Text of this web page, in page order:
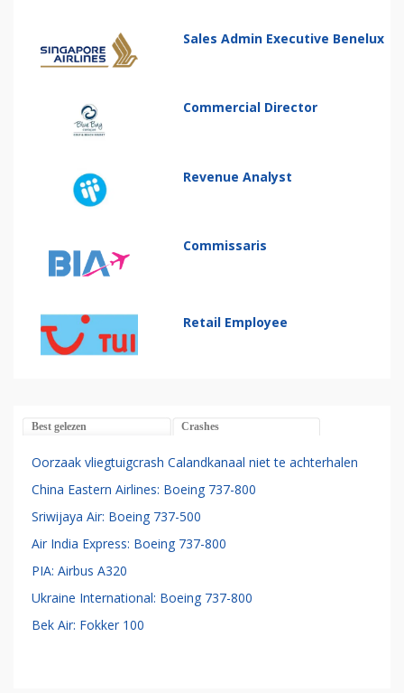
Sales Admin Executive Benelux
Commercial Director
Revenue Analyst
Commissaris
Retail Employee
Best gelezen Crashes
Oorzaak vliegtuigcrash Calandkanaal niet te achterhalen
China Eastern Airlines: Boeing 737-800
Sriwijaya Air: Boeing 737-500
Air India Express: Boeing 737-800
PIA: Airbus A320
Ukraine International: Boeing 737-800
Bek Air: Fokker 100